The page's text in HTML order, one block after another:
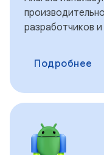
разработчиков
Подробнее